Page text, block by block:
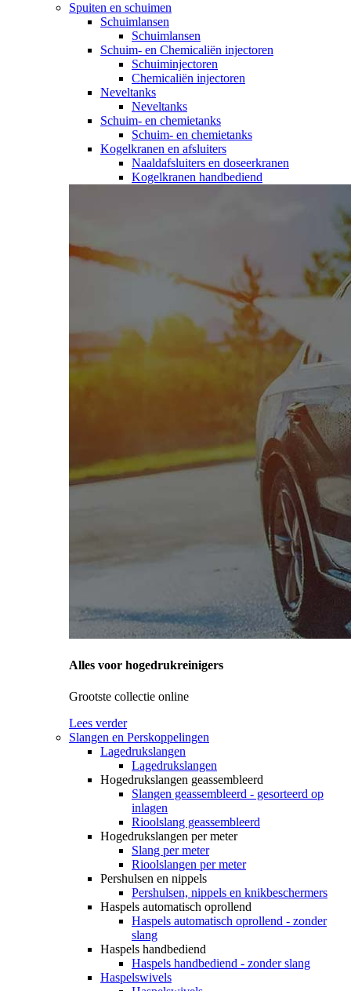
Spuiten en schuimen
Schuimlansen
Schuimlansen
Schuim- en Chemicaliën injectoren
Schuiminjectoren
Chemicaliën injectoren
Neveltanks
Neveltanks
Schuim- en chemietanks
Schuim- en chemietanks
Kogelkranen en afsluiters
Naaldafsluiters en doseerkranen
Kogelkranen handbediend
Alles voor hogedrukreinigers
Grootste collectie online
Lees verder
Slangen en Perskoppelingen
Lagedrukslangen
Lagedrukslangen
Hogedrukslangen geassembleerd
Slangen geassembleerd - gesorteerd op
inlagen
Rioolslang geassembleerd
Hogedrukslangen per meter
Slang per meter
Rioolslangen per meter
Pershulsen en nippels
Pershulsen, nippels en knikbeschermers
Haspels automatisch oprollend
Haspels automatisch oprollend - zonder
slang
Haspels handbediend
Haspels handbediend - zonder slang
Haspelswivels